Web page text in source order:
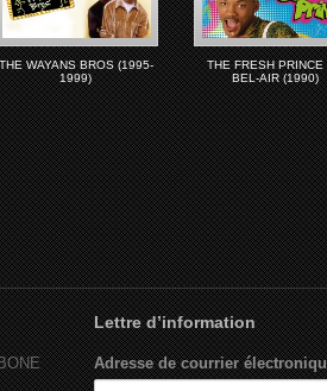
THE WAYANS BROS (1995-
1999)
THE FRESH PRINCE
BEL-AIR (1990)
Lettre d’information
Adresse de courrier